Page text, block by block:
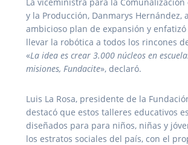
y la Producción, Danmarys Hernández,
ambicioso plan de expansión y
llevar la robótica a todos los rincones
«La idea es crear 3.000 núcleos en
misiones, Fundacite», declaró.
Luis La Rosa, presidente de la
destacó que estos talleres educativos
diseñados para para niños, niñas y
los estratos sociales del país, con el